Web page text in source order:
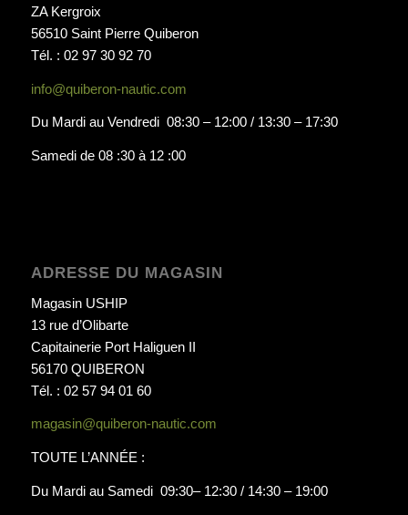
ZA Kergroix
56510 Saint Pierre Quiberon
Tél. : 02 97 30 92 70
info@quiberon-nautic.com
Du Mardi au Vendredi 08:30 – 12:00 / 13:30 – 17:30
Samedi de 08 :30 à 12 :00
ADRESSE DU MAGASIN
Magasin USHIP
13 rue d’Olibarte
Capitainerie Port Haliguen II
56170 QUIBERON
Tél. : 02 57 94 01 60
magasin@quiberon-nautic.com
TOUTE L’ANNÉE :
Du Mardi au Samedi 09:30– 12:30 / 14:30 – 19:00